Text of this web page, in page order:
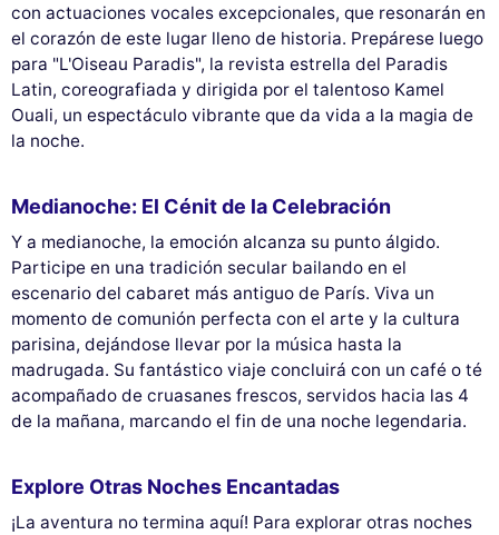
con actuaciones vocales excepcionales, que resonarán en
el corazón de este lugar lleno de historia. Prepárese luego
para "L'Oiseau Paradis", la revista estrella del Paradis
Latin, coreografiada y dirigida por el talentoso Kamel
Ouali, un espectáculo vibrante que da vida a la magia de
la noche.
Medianoche: El Cénit de la Celebración
Y a medianoche, la emoción alcanza su punto álgido.
Participe en una tradición secular bailando en el
escenario del cabaret más antiguo de París. Viva un
momento de comunión perfecta con el arte y la cultura
parisina, dejándose llevar por la música hasta la
madrugada. Su fantástico viaje concluirá con un café o té
acompañado de cruasanes frescos, servidos hacia las 4
de la mañana, marcando el fin de una noche legendaria.
Explore Otras Noches Encantadas
¡La aventura no termina aquí! Para explorar otras noches